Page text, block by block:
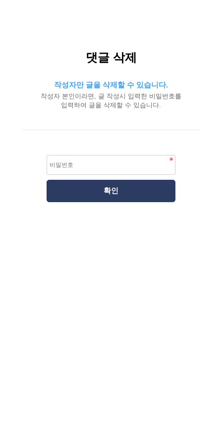
댓글 삭제
작성자만 글을 삭제할 수 있습니다.
작성자 본인이라면, 글 작성시 입력한 비밀번호를
입력하여 글을 삭제할 수 있습니다.